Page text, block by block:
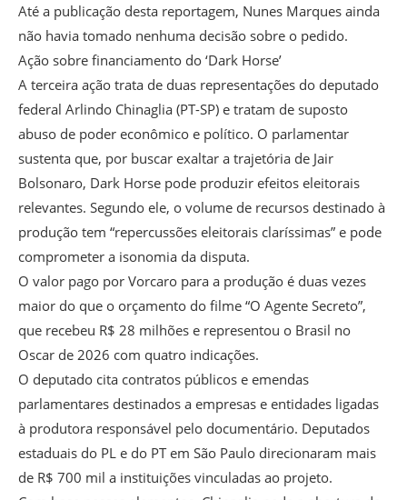
Até a publicação desta reportagem, Nunes Marques ainda
não havia tomado nenhuma decisão sobre o pedido.
Ação sobre financiamento do ‘Dark Horse’
A terceira ação trata de duas representações do deputado
federal Arlindo Chinaglia (PT-SP) e tratam de suposto
abuso de poder econômico e político. O parlamentar
sustenta que, por buscar exaltar a trajetória de Jair
Bolsonaro, Dark Horse pode produzir efeitos eleitorais
relevantes. Segundo ele, o volume de recursos destinado à
produção tem “repercussões eleitorais claríssimas” e pode
comprometer a isonomia da disputa.
O valor pago por Vorcaro para a produção é duas vezes
maior do que o orçamento do filme “O Agente Secreto”,
que recebeu R$ 28 milhões e representou o Brasil no
Oscar de 2026 com quatro indicações.
O deputado cita contratos públicos e emendas
parlamentares destinados a empresas e entidades ligadas
à produtora responsável pelo documentário. Deputados
estaduais do PL e do PT em São Paulo direcionaram mais
de R$ 700 mil a instituições vinculadas ao projeto.